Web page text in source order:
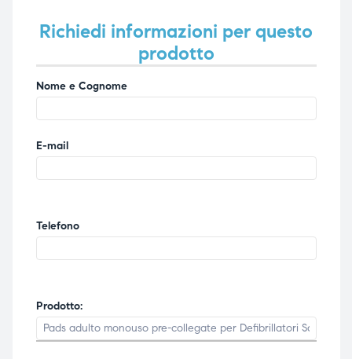
Richiedi informazioni per questo
prodotto
Nome e Cognome
E-mail
Telefono
Prodotto: